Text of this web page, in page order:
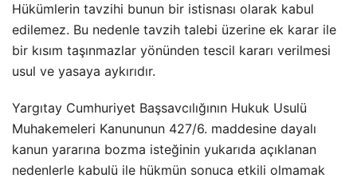
Hükümlerin tavzihi bunun bir istisnası olarak kabul
edilemez. Bu nedenle tavzih talebi üzerine ek karar ile
bir kısım taşınmazlar yönünden tescil kararı verilmesi
usul ve yasaya aykırıdır.
Yargıtay Cumhuriyet Başsavcılığının Hukuk Usulü
Muhakemeleri Kanununun 427/6. maddesine dayalı
kanun yararına bozma isteğinin yukarıda açıklanan
nedenlerle kabulü ile hükmün sonuca etkili olmamak